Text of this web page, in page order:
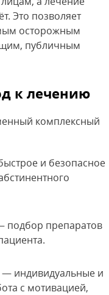
Это позволяет
осторожным
публичным
к лечению
комплексный
и безопасное
подбор препаратов
— индивидуальные и
с мотивацией,